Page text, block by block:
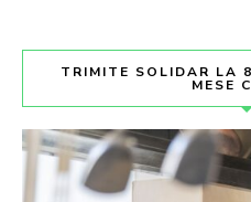
TRIMITE SOLIDAR LA
MESE